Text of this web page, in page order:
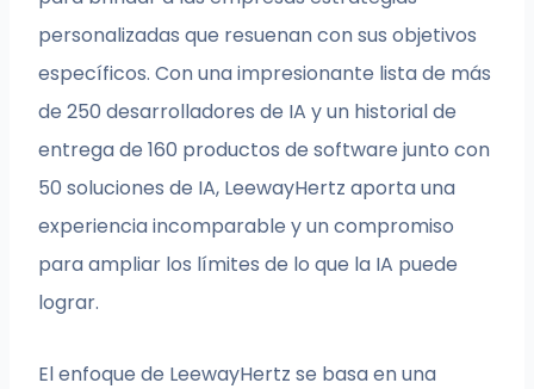
personalizadas que resuenan con sus objetivos
específicos. Con una impresionante lista de más
de 250 desarrolladores de IA y un historial de
entrega de 160 productos de software junto con
50 soluciones de IA, LeewayHertz aporta una
experiencia incomparable y un compromiso
para ampliar los límites de lo que la IA puede
lograr.
El enfoque de LeewayHertz se basa en una